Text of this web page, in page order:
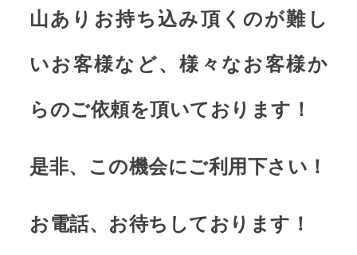
山ありお持ち込み頂くのが難し
いお客様など、様々なお客様か
らのご依頼を頂いております！
是非、この機会にご利用下さい！
お電話、お待ちしております！